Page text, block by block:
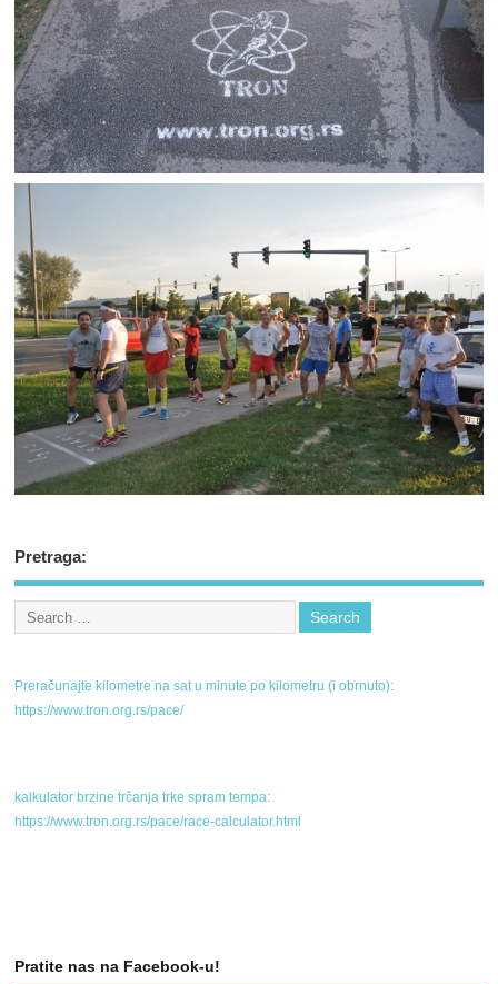
Pretraga:
Preračunajte kilometre na sat u minute po kilometru (i obrnuto):
https://www.tron.org.rs/pace/
kalkulator brzine trčanja trke spram tempa:
https://www.tron.org.rs/pace/race-calculator.html
Pratite nas na Facebook-u!